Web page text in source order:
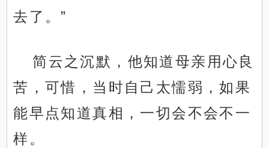
去了。”
简云之沉默，他知道母亲用心良
苦，可惜，当时自己太懦弱，如果
能早点知道真相，一切会不会不一
样。